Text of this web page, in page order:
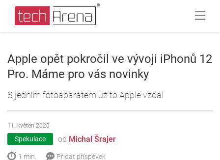
Apple opět pokročil ve vývoji iPhonů 12
Pro. Máme pro vás novinky
S jedním fotoaparátem už to Apple vzdal
Spekulace od Michal Šrajer
11. květen 2020
1 min. Přidat příspěvek